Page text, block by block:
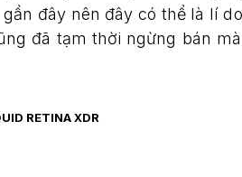
đây nên đây có thể là lí
đã tạm thời ngừng bán
RETINA XDR